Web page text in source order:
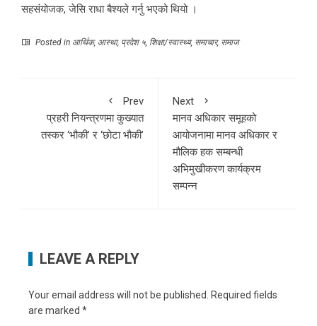
सहसंयोजक, जेसि राधा बैश्यले गर्नु भएको थियो ।
Posted in आर्थिक, आस्था, प्रदेश ५, शिक्षा/स्वास्थ्य, समाचार, समाज
Prev
प्रहरी नियन्त्रणमा कुख्यात
तस्कर ‘भौकी’ र ‘छोटा भौकी’
Next
मानव अधिकार समूहको
आयोजनामा मानव अधिकार र
मौलिक हक सम्बन्धी
अभिमुखीकरण कार्यक्रम
सम्पन्न
LEAVE A REPLY
Your email address will not be published. Required fields
are marked *